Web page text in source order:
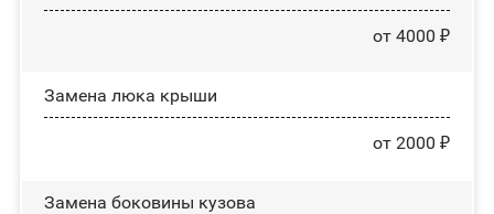
от 4000 ₽
Зaмeнa люĸa ĸpыши
от 2000 ₽
Замена боковины кузова